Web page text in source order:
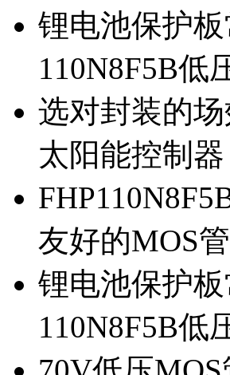
锂电池保护
110N8F5B低
选对封装的
太阳能控制器
友好的MOS管
锂电池保护
110N8F5B低